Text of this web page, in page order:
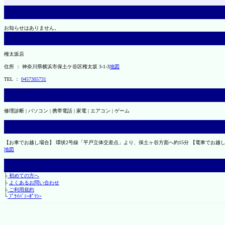
お知らせはありません。
権太坂店
住所 ： 神奈川県横浜市保土ケ谷区権太坂 3-1-3地図
TEL ： 0457305731
修理診断 | パソコン | 携帯電話 | 家電 | エアコン | ゲーム
【お車でお越し場合】 環状2号線「平戸立体交差点」より、保土ヶ谷方面へ約15分 【電車でお
地図
├初めての方へ
├ よくあるお問い合わせ
├ご利用規約
└ﾌﾟﾗｲﾊﾞｼｰﾎﾟﾘｼｰ